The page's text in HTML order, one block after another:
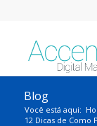
Blog
Você está aqui:
12 Dicas de Como